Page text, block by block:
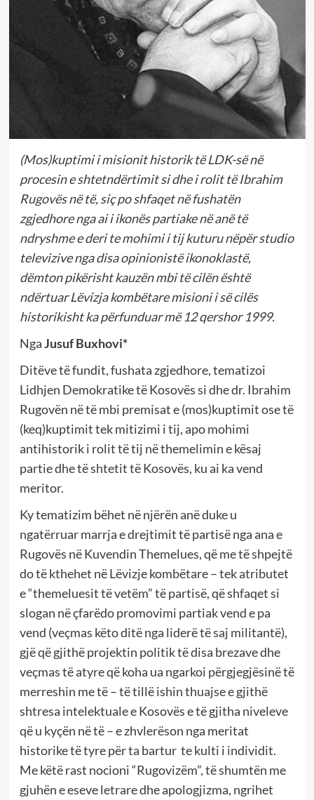
(Mos)kuptimi i misionit historik të LDK-së në
procesin e shtetndërtimit si dhe i rolit të Ibrahim
Rugovës në të, siç po shfaqet në fushatën
zgjedhore nga ai i ikonës partiake në anë të
ndryshme e deri te mohimi i tij kuturu nëpër studio
televizive nga disa opinionistë ikonoklastë,
dëmton pikërisht kauzën mbi të cilën është
ndërtuar Lëvizja kombëtare misioni i së cilës
historikisht ka përfunduar më 12 qershor 1999.
NgaJusuf Buxhovi*
Ditëve të fundit, fushata zgjedhore, tematizoi
Lidhjen Demokratike të Kosovës si dhe dr. Ibrahim
Rugovën në të mbi premisat e (mos)kuptimit ose të
(keq)kuptimit tek mitizimi i tij, apo mohimi
antihistorik i rolit të tij në themelimin e kësaj
partie dhe të shtetit të Kosovës, ku ai ka vend
meritor.
Ky tematizim bëhet në njërën anë duke u
ngatërruar marrja e drejtimit të partisë nga ana e
Rugovës në Kuvendin Themelues, që me të shpejtë
do të kthehet në Lëvizje kombëtare – tek atributet
e “themeluesit të vetëm” të partisë, që shfaqet si
slogan në çfarëdo promovimi partiak vend e pa
vend (veçmas këto ditë nga liderë të saj militantë),
gjë që gjithë projektin politik të disa brezave dhe
veçmas të atyre që koha ua ngarkoi përgjegjësinë të
merreshin me të – të tillë ishin thuajse e gjithë
shtresa intelektuale e Kosovës e të gjitha niveleve
që u kyçën në të – e zhvlerëson nga meritat
historike të tyre për ta bartur te kulti i individit.
Me këtë rast nocioni “Rugovizëm”, të shumtën me
gjuhën e eseve letrare dhe apologjizma, ngrihet